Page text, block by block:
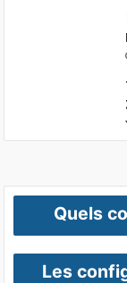
Quels
Les